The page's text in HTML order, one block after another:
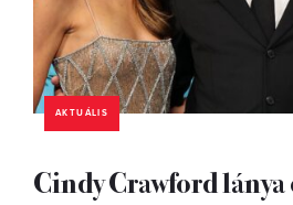
AKTUÁLIS
Cindy Crawford lánya